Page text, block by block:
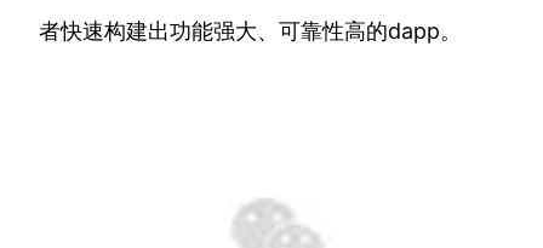
者快速构建出功能强大、可靠性高的dapp。